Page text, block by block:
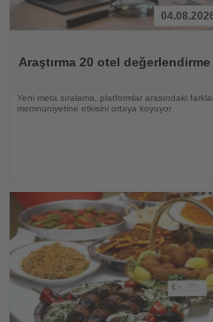
Araştırma 20 otel
Yeni meta sıralama, platformlar arasındaki
memnuniyetine etkisini ortaya koyuyor